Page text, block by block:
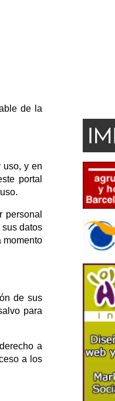
de la
uso, y en
portal
personal
datos
momento
de sus
para
a
a los